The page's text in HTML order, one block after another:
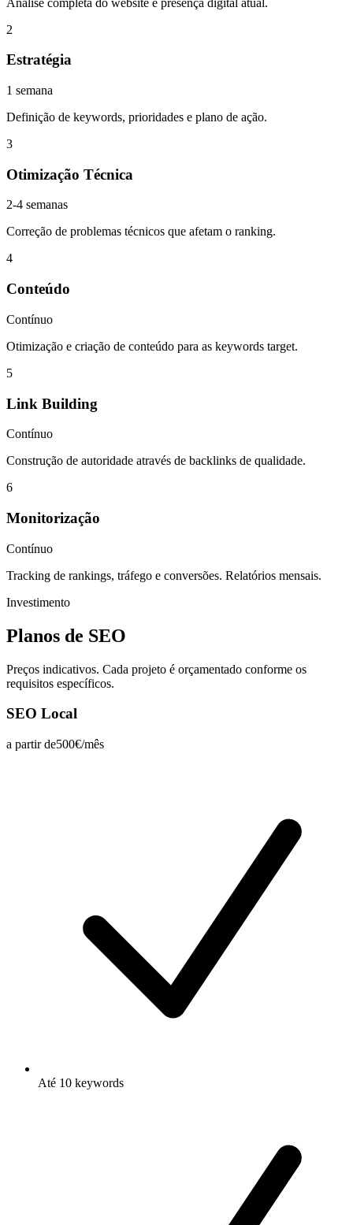
2
Estratégia
1 semana
Definição de keywords, prioridades e plano de ação.
3
Otimização Técnica
2-4 semanas
Correção de problemas técnicos que afetam o ranking.
4
Conteúdo
Contínuo
Otimização e criação de conteúdo para as keywords target.
5
Link Building
Contínuo
Construção de autoridade através de backlinks de qualidade.
6
Monitorização
Contínuo
Tracking de rankings, tráfego e conversões. Relatórios mensais.
Investimento
Planos de SEO
Preços indicativos. Cada projeto é orçamentado conforme os
requisitos específicos.
SEO Local
a partir de500€/mês
Até 10 keywords